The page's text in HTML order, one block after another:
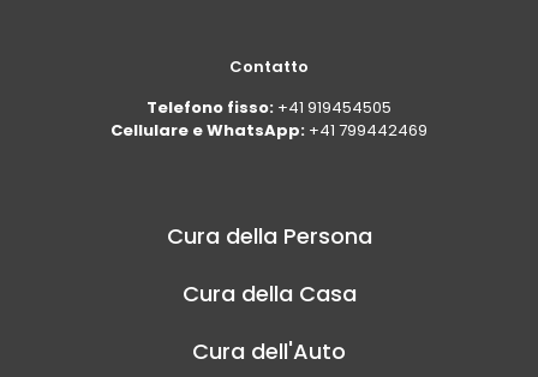
Contatto
Telefono fisso: +41 919454505
Cellulare e WhatsApp: +41 799442469
Cura della Persona
Cura della Casa
Cura dell'Auto